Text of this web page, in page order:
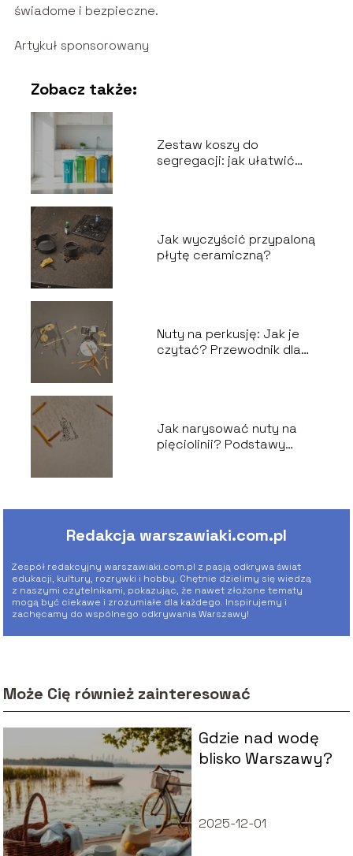
świadome i bezpieczne.
Artykuł sponsorowany
Zobacz także:
Zestaw koszy do
segregacji: jak ułatwić
Jak wyczyścić przypaloną
płytę ceramiczną?
Nuty na perkusję: Jak je
czytać? Przewodnik dla
Jak narysować nuty na
pięciolinii? Podstawy
Redakcja warszawiaki.com.pl
Zespół redakcyjny warszawiaki.com.pl z pasją odkrywa świat
edukacji, kultury, rozrywki i hobby. Chętnie dzielimy się wiedzą
z naszymi czytelnikami, pokazując, że nawet złożone tematy
mogą być ciekawe i zrozumiałe dla każdego. Inspirujemy i
zachęcamy do wspólnego odkrywania Warszawy!
Może Cię również zainteresować
Gdzie nad wodę
blisko Warszawy?
2025-12-01